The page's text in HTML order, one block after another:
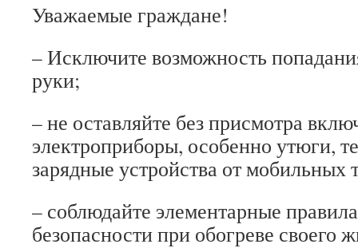
Уважаемые граждане!
– Исключите возможность
руки;
– не оставляйте без присмотра
электроприборы, особенно утюги,
зарядные устройства от мобильных
– соблюдайте элементарные
безопасности при обогреве своего